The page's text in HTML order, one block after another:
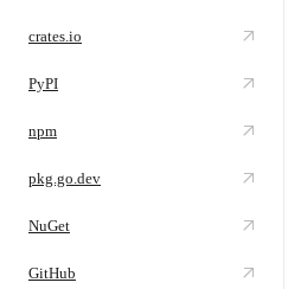
crates.io
PyPI
npm
pkg.go.dev
NuGet
GitHub